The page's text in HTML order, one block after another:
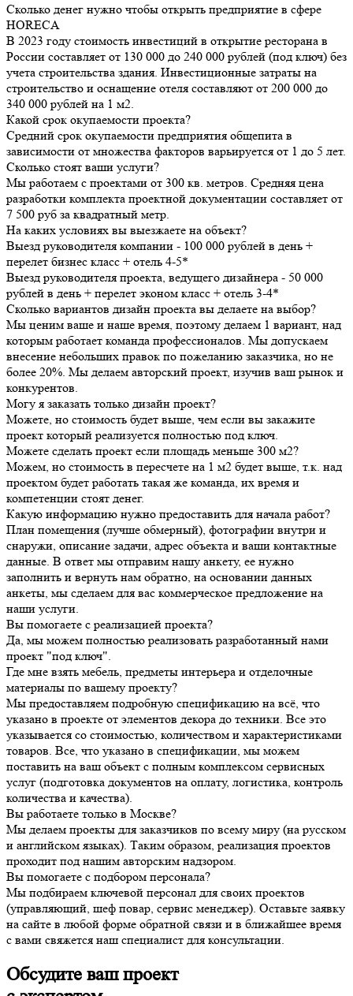
Сколько денег нужно чтобы открыть предприятие в сфере
HORECA
В 2023 году стоимость инвестиций в открытие ресторана в
России составляет от 130 000 до 240 000 рублей (под ключ) без
учета строительства здания. Инвестиционные затраты на
строительство и оснащение отеля составляют от 200 000 до
340 000 рублей на 1 м2.
Какой срок окупаемости проекта?
Средний срок окупаемости предприятия общепита в
зависимости от множества факторов варьируется от 1 до 5 лет.
Сколько стоят ваши услуги?
Мы работаем с проектами от 300 кв. метров. Средняя цена
разработки комплекта проектной документации составляет от
7 500 руб за квадратный метр.
На каких условиях вы выезжаете на объект?
Выезд руководителя компании - 100 000 рублей в день +
перелет бизнес класс + отель 4-5*
Выезд руководителя проекта, ведущего дизайнера - 50 000
рублей в день + перелет эконом класс + отель 3-4*
Сколько вариантов дизайн проекта вы делаете на выбор?
Мы ценим ваше и наше время, поэтому делаем 1 вариант, над
которым работает команда профессионалов. Мы допускаем
внесение небольших правок по пожеланию заказчика, но не
более 20%. Мы делаем авторский проект, изучив ваш рынок и
конкурентов.
Могу я заказать только дизайн проект?
Можете, но стоимость будет выше, чем если вы закажите
проект который реализуется полностью под ключ.
Можете сделать проект если площадь меньше 300 м2?
Можем, но стоимость в пересчете на 1 м2 будет выше, т.к. над
проектом будет работать такая же команда, их время и
компетенции стоят денег.
Какую информацию нужно предоставить для начала работ?
План помещения (лучше обмерный), фотографии внутри и
снаружи, описание задачи, адрес объекта и ваши контактные
данные. В ответ мы отправим нашу анкету, ее нужно
заполнить и вернуть нам обратно, на основании данных
анкеты, мы сделаем для вас коммерческое предложение на
наши услуги.
Вы помогаете с реализацией проекта?
Да, мы можем полностью реализовать разработанный нами
проект "под ключ".
Где мне взять мебель, предметы интерьера и отделочные
материалы по вашему проекту?
Мы предоставляем подробную спецификацию на всё, что
указано в проекте от элементов декора до техники. Все это
указывается со стоимостью, количеством и характеристиками
товаров. Все, что указано в спецификации, мы можем
поставить на ваш объект с полным комплексом сервисных
услуг (подготовка документов на оплату, логистика, контроль
количества и качества).
Вы работаете только в Москве?
Мы делаем проекты для заказчиков по всему миру (на русском
и английском языках). Таким образом, реализация проектов
проходит под нашим авторским надзором.
Вы помогаете с подбором персонала?
Мы подбираем ключевой персонал для своих проектов
(управляющий, шеф повар, сервис менеджер). Оставьте заявку
на сайте в любой форме обратной связи и в ближайшее время
с вами свяжется наш специалист для консультации.
Обсудите ваш проект